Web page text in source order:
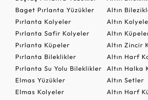
Baget Pırlanta Yüzükler
Pırlanta Kolyeler
Pırlanta Safir Kolyeler
Pırlanta Küpeler
Pırlanta Bileklikler
Pırlanta Su Yolu Bileklikler
Elmas Yüzükler
Elmas Kolyeler
Altın
Altın
Altın
Altın Zincir
Altın Harf
Altın Halka
Altın Setler
Altın Harf